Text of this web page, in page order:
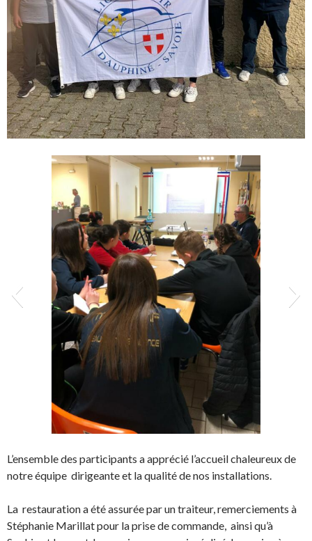
L’ensemble des participants a apprécié l’accueil chaleureux de
notre équipe dirigeante et la qualité de nos installations.
La restauration a été assurée par un traiteur, remerciements à
Stéphanie Marillat pour la prise de commande, ainsi qu’à